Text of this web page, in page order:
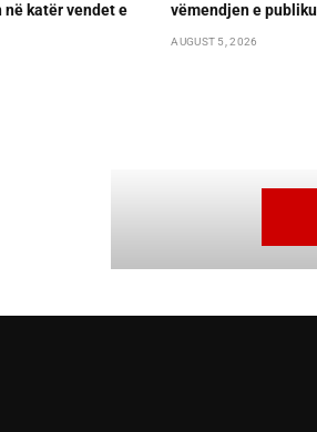
në katër vendet e
vëmendjen e
AUGUST 5, 2026